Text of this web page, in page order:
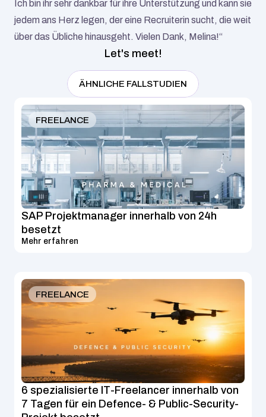
Ich bin ihr sehr dankbar für ihre Unterstützung und kann sie
jedem ans Herz legen, der eine Recruiterin sucht, die weit
über das Übliche hinausgeht. Vielen Dank, Melina!“
Let's meet!
ÄHNLICHE FALLSTUDIEN
FREELANCE
SAP Projektmanager innerhalb von 24h
besetzt
Mehr erfahren
FREELANCE
6 spezialisierte IT-Freelancer innerhalb von
7 Tagen für ein Defence- & Public-Security-